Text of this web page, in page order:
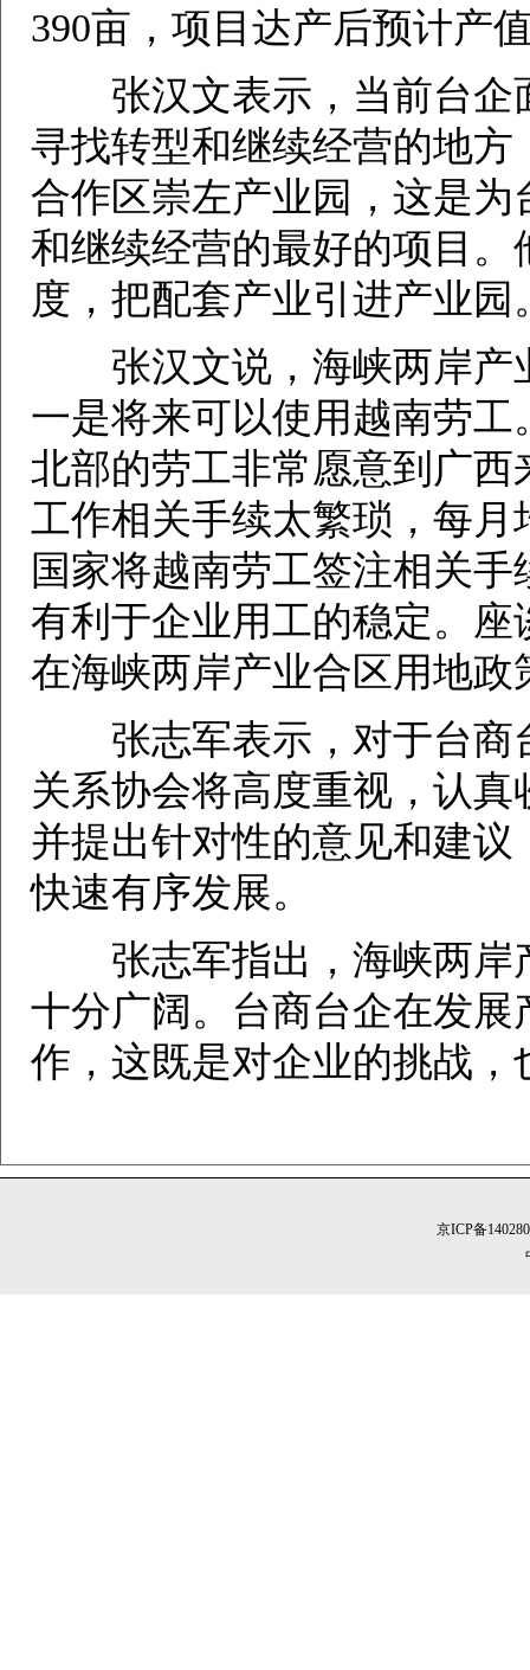
390亩，项目达产后预计产
张汉文表示，当前台企
寻找转型和继续经营的地
合作区崇左产业园，这是
和继续经营的最好的项目
度，把配套产业引进产业园
张汉文说，海峡两岸产
一是将来可以使用越南劳
北部的劳工非常愿意到广
工作相关手续太繁琐，每
国家将越南劳工签注相关
有利于企业用工的稳定。
在海峡两岸产业合区用地政
张志军表示，对于台商
关系协会将高度重视，认
并提出针对性的意见和建
快速有序发展。
张志军指出，海峡两岸
十分广阔。台商台企在发
作，这既是对企业的挑战
京ICP备